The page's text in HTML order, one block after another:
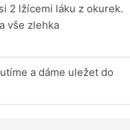
2 lžícemi láku z okurek.
vše zlehka
a dáme uležet do